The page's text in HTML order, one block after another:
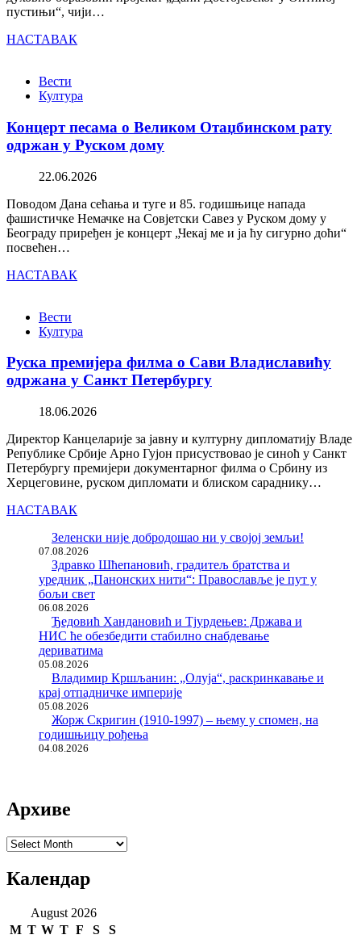
пустињи“, чији…
НАСТАВАК
Вести
Култура
Концерт песама о Великом Отаџбинском рату
одржан у Руском дому
22.06.2026
Поводом Дана сећања и туге и 85. годишњице напада
фашистичке Немачке на Совјетски Савез у Руском дому у
Београду приређен је концерт „Чекај ме и ја ћу сигурно доћи“
посвећен…
НАСТАВАК
Вести
Култура
Руска премијера филма о Сави Владиславићу
одржана у Санкт Петербургу
18.06.2026
Директор Канцеларије за јавну и културну дипломатију Владе
Републике Србије Арно Гујон присуствовао је синоћ у Санкт
Петербургу премијери документарног филма о Србину из
Херцеговине, руском дипломати и блиском сараднику…
НАСТАВАК
Зеленски није добродошао ни у својој земљи!
07.08.2026
Здравко Шћепановић, градитељ братства и
уредник „Панонских нити“: Православље је пут у
бољи свет
06.08.2026
Ђедовић Хандановић и Тјурдењев: Држава и
НИС ће обезбедити стабилно снабдевање
дериватима
05.08.2026
Владимир Кршљанин: „Олуја“, раскринкавање и
крај отпадничке империје
05.08.2026
Жорж Скригин (1910-1997) – њему у спомен, на
годишњицу рођења
04.08.2026
Архиве
Архиве
Календар
August 2026
M T W T F S
S